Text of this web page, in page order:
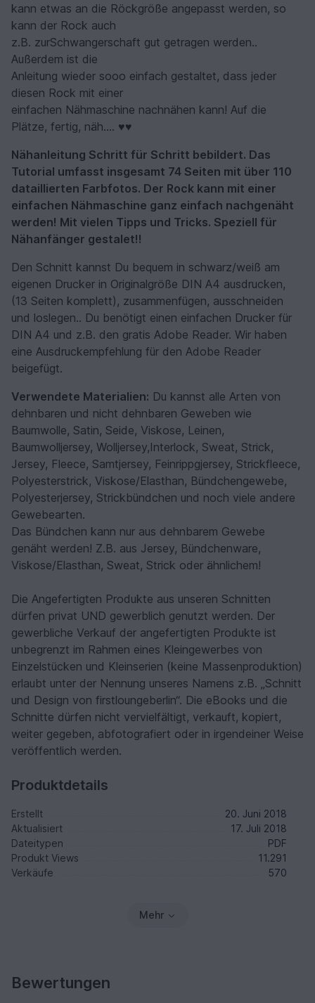
kann etwas an die Röckgröße angepasst werden, so
kann der Rock auch
z.B. zurSchwangerschaft gut getragen werden..
Außerdem ist die
Anleitung wieder sooo einfach gestaltet, dass jeder
diesen Rock mit einer
einfachen Nähmaschine nachnähen kann! Auf die
Plätze, fertig, näh…. ♥♥
Nähanleitung Schritt für Schritt bebildert. Das
Tutorial umfasst insgesamt 74 Seiten mit über 110
dataillierten Farbfotos. Der Rock kann mit einer
einfachen Nähmaschine ganz einfach nachgenäht
werden! Mit vielen Tipps und Tricks. Speziell für
Nähanfänger gestalet!!
Den Schnitt kannst Du bequem in schwarz/weiß am
eigenen Drucker in Originalgröße DIN A4 ausdrucken,
(13 Seiten komplett), zusammenfügen, ausschneiden
und loslegen.. Du benötigt einen einfachen Drucker für
DIN A4 und z.B. den gratis Adobe Reader. Wir haben
eine Ausdruckempfehlung für den Adobe Reader
beigefügt.
Verwendete Materialien: Du kannst alle Arten von
dehnbaren und nicht dehnbaren Geweben wie
Baumwolle, Satin, Seide, Viskose, Leinen,
Baumwolljersey, Wolljersey,Interlock, Sweat, Strick,
Jersey, Fleece, Samtjersey, Feinrippgjersey, Strickfleece,
Polyesterstrick, Viskose/Elasthan, Bündchengewebe,
Polyesterjersey, Strickbündchen und noch viele andere
Gewebearten.
Das Bündchen kann nur aus dehnbarem Gewebe
genäht werden! Z.B. aus Jersey, Bündchenware,
Viskose/Elasthan, Sweat, Strick oder ähnlichem!
Die Angefertigten Produkte aus unseren Schnitten
dürfen privat UND gewerblich genutzt werden. Der
gewerbliche Verkauf der angefertigten Produkte ist
unbegrenzt im Rahmen eines Kleingewerbes von
Einzelstücken und Kleinserien (keine Massenproduktion)
erlaubt unter der Nennung unseres Namens z.B. „Schnitt
und Design von firstloungeberlin“. Die eBooks und die
Schnitte dürfen nicht vervielfältigt, verkauft, kopiert,
weiter gegeben, abfotografiert oder in irgendeiner Weise
veröffentlich werden.
Produktdetails
Erstellt
20. Juni 2018
Aktualisiert
17. Juli 2018
Dateitypen
PDF
Produkt Views
11.291
Verkäufe
570
Mehr
Bewertungen